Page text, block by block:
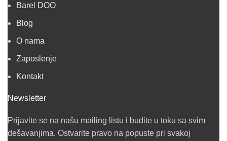
Barel DOO
Blog
O nama
Zaposlenje
Kontakt
Newsletter
Prijavite se na našu mailing listu i budite u toku sa svim
dešavanjima. Ostvarite pravo na popuste pri svakoj